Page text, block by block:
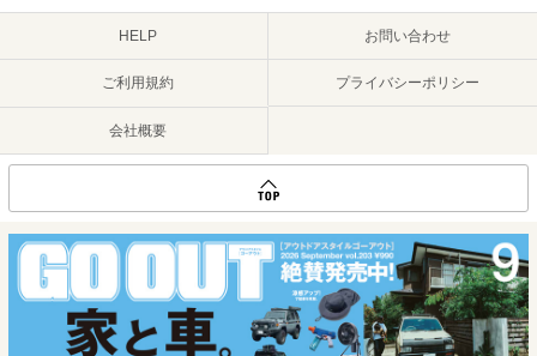
HELP お問い合わせ
ご利用規約 プライバシーポリシー
会社概要